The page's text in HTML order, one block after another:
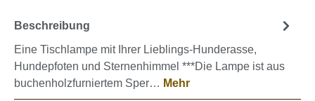
Beschreibung
Eine Tischlampe mit Ihrer Lieblings-Hunderasse,
Hundepfoten und Sternenhimmel ***Die Lampe ist aus
buchenholzfurniertem Sper… Mehr